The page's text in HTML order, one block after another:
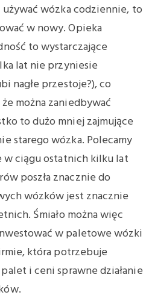
wózka codziennie, to
w nowy. Opieka
to wystarczające
lat nie przyniesie
nagłe przestoje?), co
można zaniedbywać
to dużo mniej zajmujące
starego wózka. Polecamy
ciągu ostatnich kilku lat
poszła znacznie do
wózków jest znacznie
Śmiało można więc
w paletowe wózki
która potrzebuje
i ceni sprawne działanie